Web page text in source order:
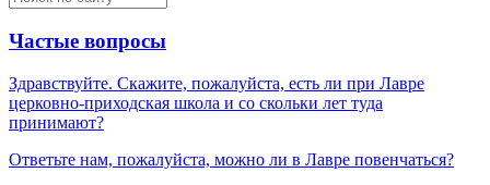
Частые вопросы
Здравствуйте. Скажите, пожалуйста, есть ли при Лавре
церковно-приходская школа и со скольки лет туда
принимают?
Ответьте нам, пожалуйста, можно ли в Лавре повенчаться?